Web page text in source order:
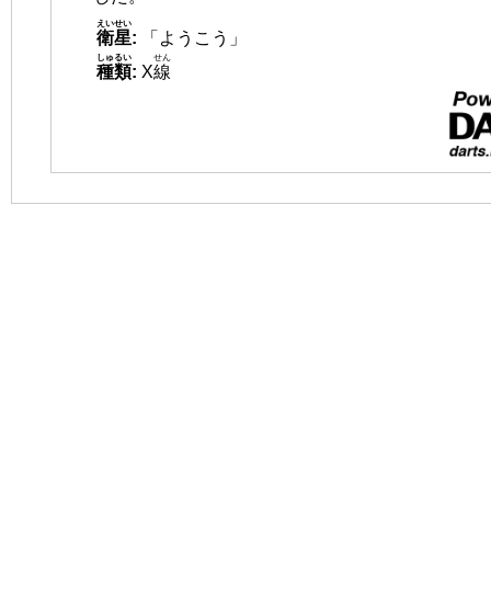
衛星
えいせい
:
「ようこう」
種類
しゅるい
: X線
せん